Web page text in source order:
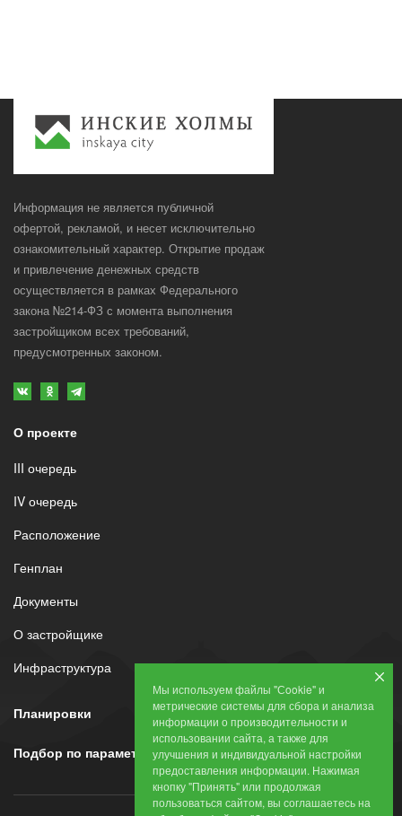
Информация не является публичной
офертой, рекламой, и несет исключительно
ознакомительный характер. Открытие продаж
и привлечение денежных средств
осуществляется в рамках Федерального
закона №214-ФЗ с момента выполнения
застройщиком всех требований,
предусмотренных законом.
О проекте
III очередь
IV очередь
Расположение
Генплан
Документы
О застройщике
Инфраструктура
Планировки
Подбор по параметрам
Мы используем файлы "Сookie" и
метрические системы для сбора и анализа
информации о производительности и
использовании сайта, а также для
улучшения и индивидуальной настройки
предоставления информации. Нажимая
кнопку "Принять" или продолжая
пользоваться сайтом, вы соглашаетесь на